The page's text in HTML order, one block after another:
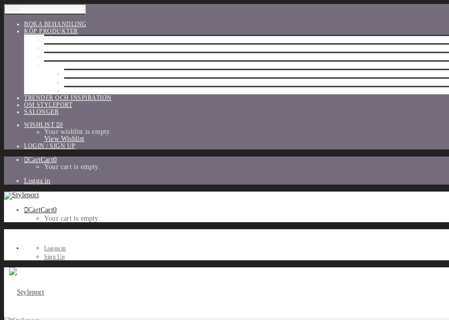
BOKA BEHANDLING
KÖP PRODUKTER
TRENDER OCH INSPIRATION
OM STYLEPORT
SALONGER
WISHLIST
0
Your wishlist is empty.
View Wishlist
LOGIN / SIGN UP
CartCart0
Your cart is empty.
Logga in
CartCart0
Your cart is empty.
Logga in
Sign Up